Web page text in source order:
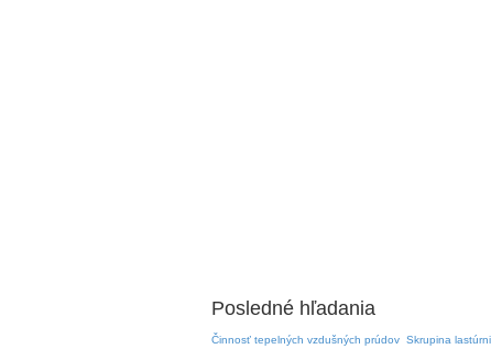
Posledné hľadania
Činnosť tepelných vzdušných prúdov Skrupina